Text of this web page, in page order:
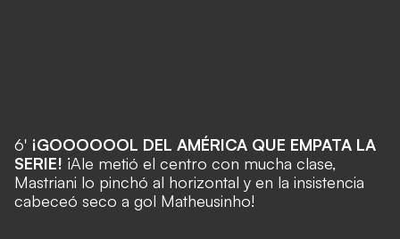
6' ¡GOOOOOOL DEL AMÉRICA QUE EMPATA LA
SERIE! ¡Ale metió el centro con mucha clase,
Mastriani lo pinchó al horizontal y en la insistencia
cabeceó seco a gol Matheusinho!